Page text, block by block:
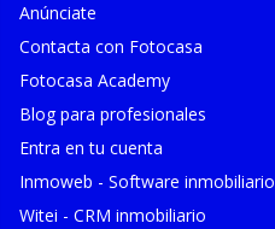
Anúnciate
Contacta con Fotocasa
Fotocasa Academy
Blog para profesionales
Entra en tu cuenta
Inmoweb - Software inmobiliario
Witei - CRM inmobiliario